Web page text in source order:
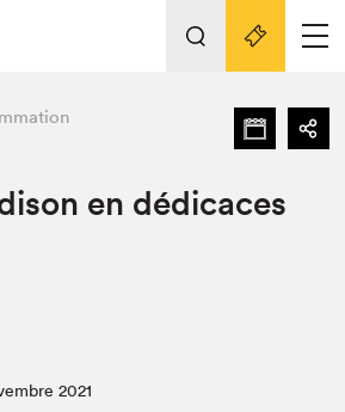
2022
Braindate
Nos activités
en dédicaces
2021